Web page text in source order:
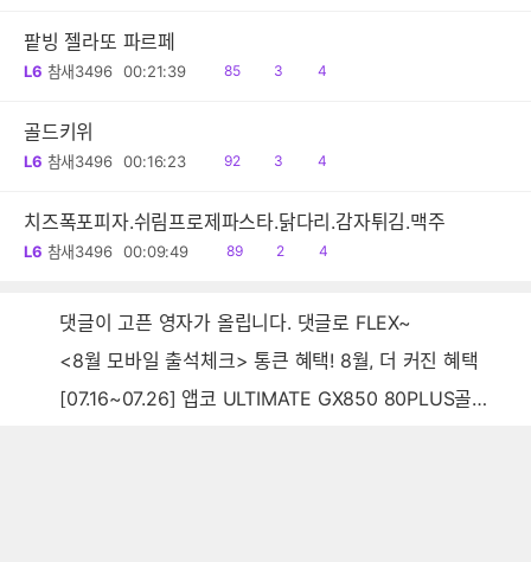
팥빙 젤라또 파르페
L6 참새3496 00:21:39
읽
85
공
3
댓
4
골드키위
L6 참새3496 00:16:23
읽
92
공
3
댓
4
치즈폭포피자.쉬림프로제파스타.닭다리.감자튀김.맥주
L6 참새3496 00:09:49
읽
89
공
2
댓
4
댓글이 고픈 영자가 올립니다. 댓글로 FLEX~
<8월 모바일 출석체크> 통큰 혜택! 8월, 더 커진 혜택
[07.16~07.26] 앱코 ULTIMATE GX850 80PLUS골드 풀모듈러 ATX3.0 블랙